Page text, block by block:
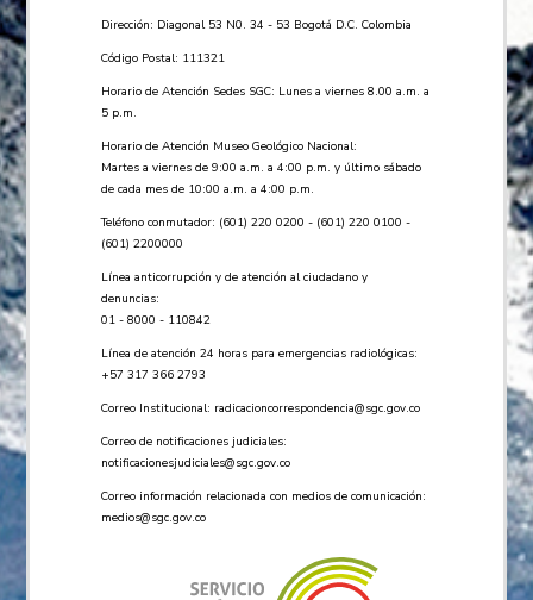
Dirección: Diagonal 53 N0. 34 - 53 Bogotá D.C. Colombia
Código Postal: 111321
Horario de Atención Sedes SGC: Lunes a viernes 8.00 a.m. a
5 p.m.
Horario de Atención Museo Geológico Nacional:
Martes a viernes de 9:00 a.m. a 4:00 p.m. y último sábado
de cada mes de 10:00 a.m. a 4:00 p.m.
Teléfono conmutador: (601) 220 0200 - (601) 220 0100 -
(601) 2200000
Línea anticorrupción y de atención al ciudadano y
denuncias:
01 - 8000 - 110842
Línea de atención 24 horas para emergencias radiológicas:
+57 ​317 366 2793
Correo Institucional: radicacioncorrespondencia@sgc.gov.co
Correo de notificaciones judiciales:
notificacionesjudiciales@sgc.gov.co
Correo información relacionada con medios de comunicación:
medios@sgc.gov.co